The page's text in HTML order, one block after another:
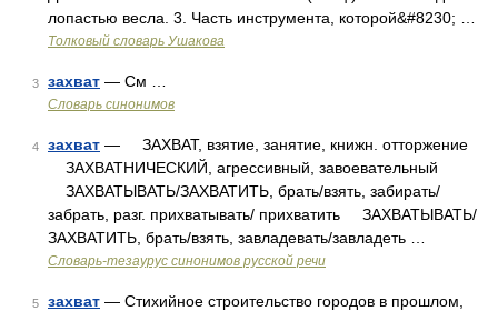
лопастью весла. 3. Часть инструмента, которой&#8230; …
Толковый словарь Ушакова
3 захват — См …
Словарь синонимов
4 захват — ЗАХВАТ, взятие, занятие, книжн. отторжение
ЗАХВАТНИЧЕСКИЙ, агрессивный, завоевательный
ЗАХВАТЫВАТЬ/ЗАХВАТИТЬ, брать/взять, забирать/
забрать, разг. прихватывать/ прихватить ЗАХВАТЫВАТЬ/
ЗАХВАТИТЬ, брать/взять, завладевать/завладеть …
Словарь-тезаурус синонимов русской речи
5 захват — Стихийное строительство городов в прошлом,